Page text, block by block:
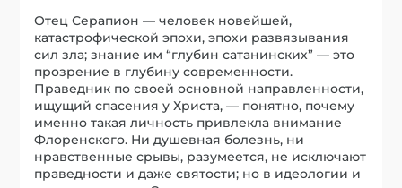
Отец Серапион — человек новейшей,
катастрофической эпохи, эпохи развязывания
сил зла; знание им “глубин сатанинских” — это
прозрение в глубину современности.
Праведник по своей основной направленности,
ищущий спасения у Христа, — понятно, почему
именно такая личность привлекла внимание
Флоренского. Ни душевная болезнь, ни
нравственные срывы, разумеется, не исключают
праведности и даже святости; но в идеологии и